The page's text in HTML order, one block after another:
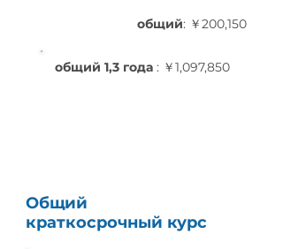
общий: ￥200,150
общий 1,3 года : ￥1,097,850
Общий
краткосрочный курс